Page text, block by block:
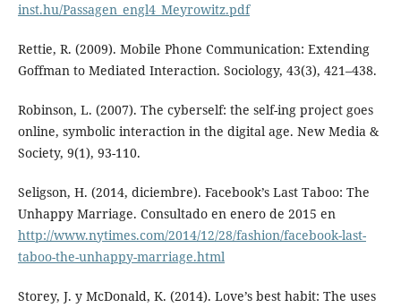
inst.hu/Passagen_engl4_Meyrowitz.pdf
Rettie, R. (2009). Mobile Phone Communication: Extending
Goffman to Mediated Interaction. Sociology, 43(3), 421–438.
Robinson, L. (2007). The cyberself: the self-ing project goes
online, symbolic interaction in the digital age. New Media &
Society, 9(1), 93-110.
Seligson, H. (2014, diciembre). Facebook’s Last Taboo: The
Unhappy Marriage. Consultado en enero de 2015 en
http://www.nytimes.com/2014/12/28/fashion/facebook-last-
taboo-the-unhappy-marriage.html
Storey, J. y McDonald, K. (2014). Love’s best habit: The uses